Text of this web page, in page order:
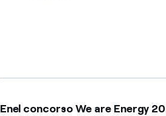
Enel concorso We are Energy